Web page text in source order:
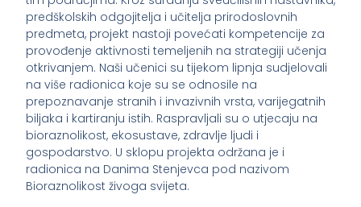
predškolskih odgojitelja i učitelja prirodoslovnih
predmeta, projekt nastoji povećati kompetencije za
provođenje aktivnosti temeljenih na strategiji učenja
otkrivanjem. Naši učenici su tijekom lipnja sudjelovali
na više radionica koje su se odnosile na
prepoznavanje stranih i invazivnih vrsta, varijegatnih
biljaka i kartiranju istih. Raspravljali su o utjecaju na
bioraznolikost, ekosustave, zdravlje ljudi i
gospodarstvo. U sklopu projekta održana je i
radionica na Danima Stenjevca pod nazivom
Bioraznolikost živoga svijeta.